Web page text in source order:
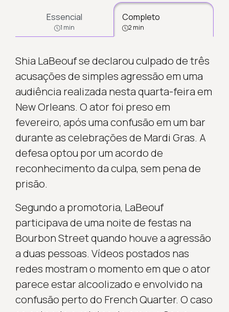
Essencial
1 min
Completo
2 min
Shia LaBeouf se declarou culpado de três
acusações de simples agressão em uma
audiência realizada nesta quarta-feira em
New Orleans. O ator foi preso em
fevereiro, após uma confusão em um bar
durante as celebrações de Mardi Gras. A
defesa optou por um acordo de
reconhecimento da culpa, sem pena de
prisão.
Segundo a promotoria, LaBeouf
participava de uma noite de festas na
Bourbon Street quando houve a agressão
a duas pessoas. Vídeos postados nas
redes mostram o momento em que o ator
parece estar alcoolizado e envolvido na
confusão perto do French Quarter. O caso